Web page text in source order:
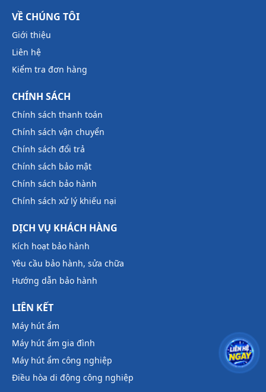
VỀ CHÚNG TÔI
Giới thiệu
Liên hệ
Kiểm tra đơn hàng
CHÍNH SÁCH
Chính sách thanh toán
Chính sách vận chuyển
Chính sách đổi trả
Chính sách bảo mật
Chính sách bảo hành
Chính sách xử lý khiếu nại
DỊCH VỤ KHÁCH HÀNG
Kích hoạt bảo hành
Yêu cầu bảo hành, sửa chữa
Hướng dẫn bảo hành
LIÊN KẾT
Máy hút ẩm
Máy hút ẩm gia đình
Máy hút ẩm công nghiệp
Điều hòa di động công nghiệp